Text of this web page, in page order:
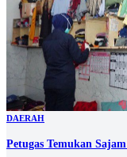
DAERAH
Petugas Temukan